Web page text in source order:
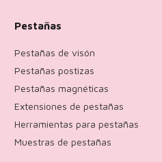
Pestañas
Pestañas de visón
Pestañas postizas
Pestañas magnéticas
Extensiones de pestañas
Herramientas para pestañas
Muestras de pestañas